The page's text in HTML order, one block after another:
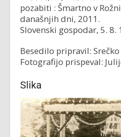
pozabiti : Šmartno v
današnjih dni, 2011.
Slovenski gospodar, 5. 8.
Besedilo pripravil:
Fotografijo prispeval:
Slika